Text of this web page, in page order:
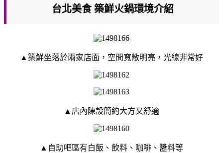
台北美食 築鮮火鍋環境介紹
▲築鮮坐落於兩家店面，空間寬敞明亮，光線非常好
▲店內陳設簡約大方又舒適
▲自助吧區有白飯、飲料、咖啡、醬料等